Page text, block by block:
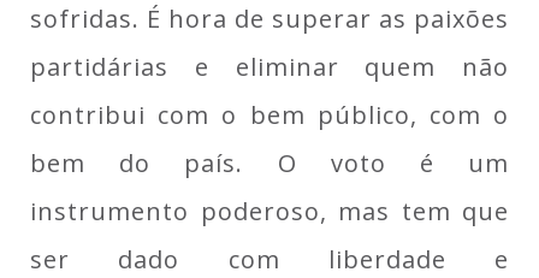
sofridas. É hora de superar as paixões
partidárias e eliminar quem não
contribui com o bem público, com o
bem do país. O voto é um
instrumento poderoso, mas tem que
ser dado com liberdade e